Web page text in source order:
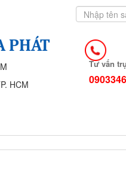
PHÁT
HCM
Tư vấn